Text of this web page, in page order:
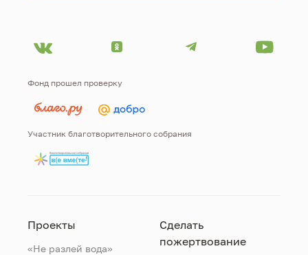
Фонд прошел проверку
Участник благотворительного собрания
Проекты
«Не разлей вода»
Сделать
пожертвование